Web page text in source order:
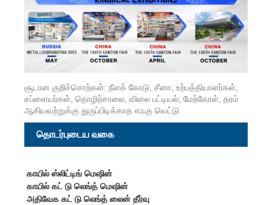
சூடான குறிச்சொற்கள்: நீளக் கோடு, சீனா, உற்பத்தியாளர்கள்,
சப்ளையர்கள், தொழிற்சாலை, விலை பட்டியல், மேற்கோள், தரம்
ஆகியவற்றுக்கு துருப்பிடிக்காத எஃகு வெட்டு
தொடர்புடைய வகை
காயில் ஸ்லிட்டிங் மெஷின்
காயில் கட் டு லெங்த் மெஷின்
அதிவேக கட் டு லெங்த் லைன் தீர்வு